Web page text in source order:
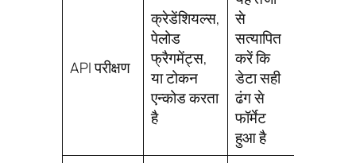
API परीक्षण
क्रेडेंशियल्स,
पेलोड
फ्रैगमेंट्स,
या टोकन
एन्कोड करता
है
से
सत्यापित
करें कि
डेटा सही
ढंग से
फॉर्मेट
हुआ है